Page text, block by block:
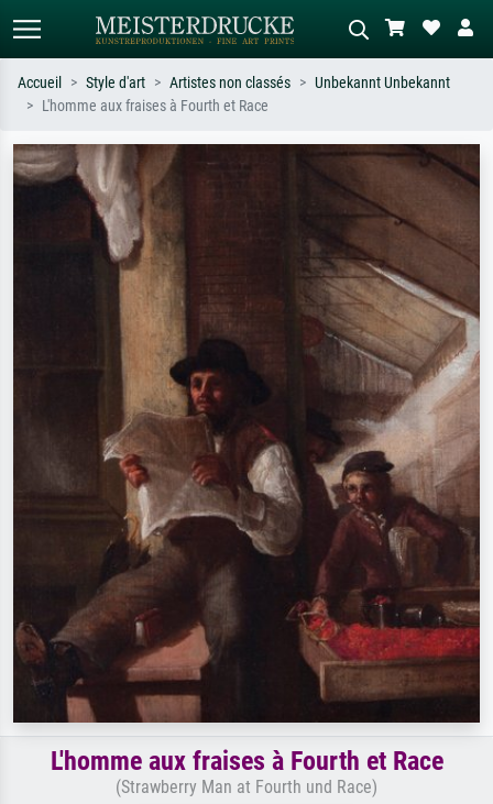
Recherchez par artiste, titre ou style –
ex. Monet, Nuit étoilée,
impressionnisme, vague de Hokusai,
nu.
Décrivez la scène – ex. prairie verte,
abstrait avec beaucoup de rouge,
tableau sombre, nu debout près d'un
Accueil Style d'art Artistes non classés
Unbekannt Unbekannt
L'homme aux fraises à Fourth et Race
L'homme aux fraises à Fourth et Race
(Strawberry Man at Fourth und Race)